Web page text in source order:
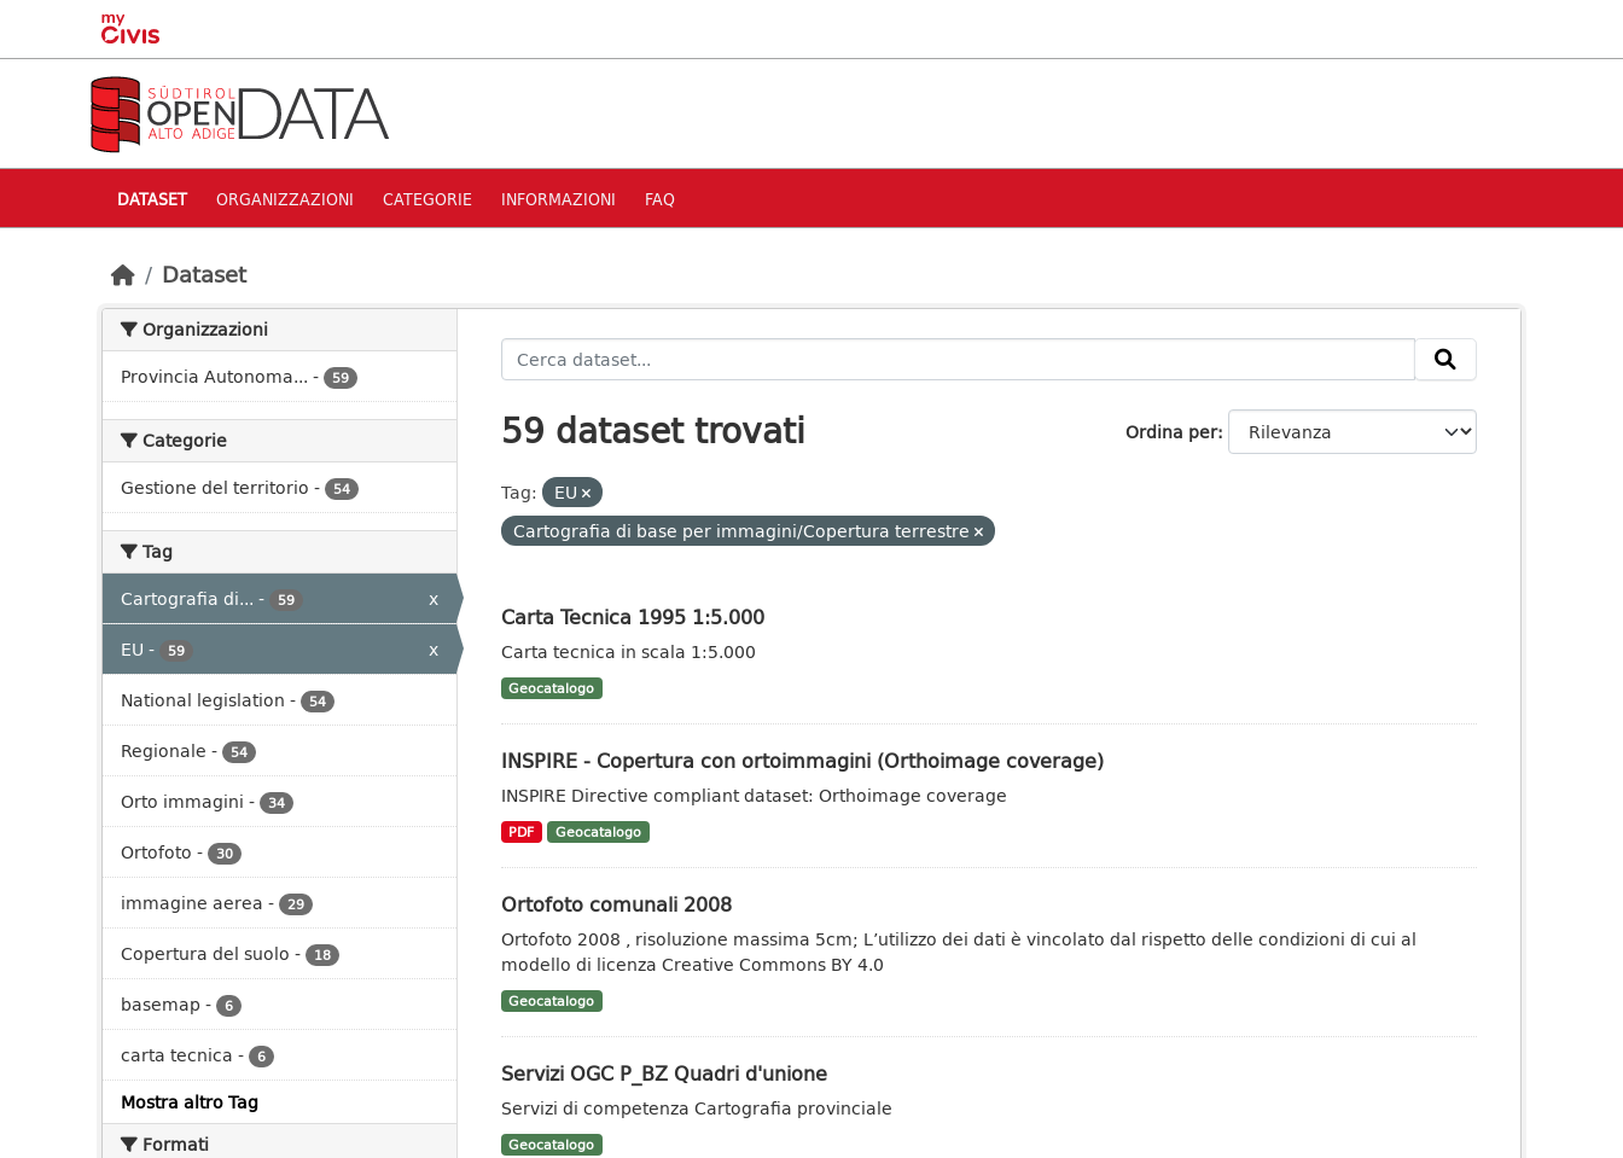
Skip to main content
DATASET ORGANIZZAZIONI CATEGORIE INFORMAZIONI FAQ
Dataset
Organizzazioni
Provincia Autonoma... - 59
Categorie
Gestione del territorio - 54
Tag
Cartografia di... - 59
x
EU - 59
x
National legislation - 54
Regionale - 54
Orto immagini - 34
Ortofoto - 30
immagine aerea - 29
Copertura del suolo - 18
basemap - 6
carta tecnica - 6
Mostra altro Tag
Formati
Ordina per
59 dataset trovati
Tag:
EU
Cartografia di base per immagini/Copertura terrestre
Carta Tecnica 1995 1:5.000
Carta tecnica in scala 1:5.000
Geocatalogo
INSPIRE - Copertura con ortoimmagini (Orthoimage coverage)
INSPIRE Directive compliant dataset: Orthoimage coverage
PDF Geocatalogo
Ortofoto comunali 2008
Ortofoto 2008 , risoluzione massima 5cm; L’utilizzo dei dati è vincolato dal rispetto delle condizioni di cui al
modello di licenza Creative Commons BY 4.0
Geocatalogo
Servizi OGC P_BZ Quadri d'unione
Servizi di competenza Cartografia provinciale
Geocatalogo